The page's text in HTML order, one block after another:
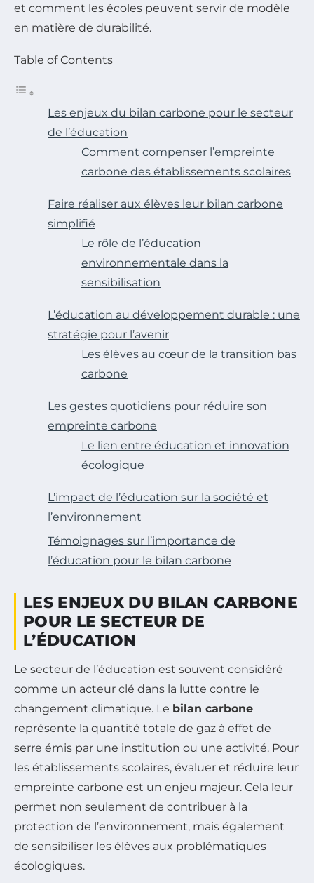
et comment les écoles peuvent servir de modèle
en matière de durabilité.
Table of Contents
Les enjeux du bilan carbone pour le secteur
de l’éducation
Comment compenser l’empreinte
carbone des établissements scolaires
Faire réaliser aux élèves leur bilan carbone
simplifié
Le rôle de l’éducation
environnementale dans la
sensibilisation
L’éducation au développement durable : une
stratégie pour l’avenir
Les élèves au cœur de la transition bas
carbone
Les gestes quotidiens pour réduire son
empreinte carbone
Le lien entre éducation et innovation
écologique
L’impact de l’éducation sur la société et
l’environnement
Témoignages sur l’importance de
l’éducation pour le bilan carbone
LES ENJEUX DU BILAN CARBONE
POUR LE SECTEUR DE
L’ÉDUCATION
Le secteur de l’éducation est souvent considéré
comme un acteur clé dans la lutte contre le
changement climatique. Le bilan carbone
représente la quantité totale de gaz à effet de
serre émis par une institution ou une activité. Pour
les établissements scolaires, évaluer et réduire leur
empreinte carbone est un enjeu majeur. Cela leur
permet non seulement de contribuer à la
protection de l’environnement, mais également
de sensibiliser les élèves aux problématiques
écologiques.